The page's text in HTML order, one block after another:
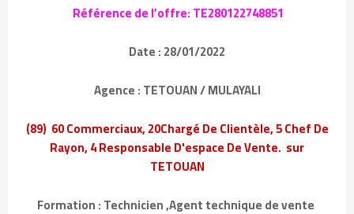
Référence de l’offre: TE280122748851
Date : 28/01/2022
Agence : TETOUAN / MULAYALI
(89) 60 Commerciaux, 20Chargé De Clientèle, 5 Chef De
Rayon, 4 Responsable D'espace De Vente. sur
TETOUAN
Formation : Technicien ,Agent technique de vente